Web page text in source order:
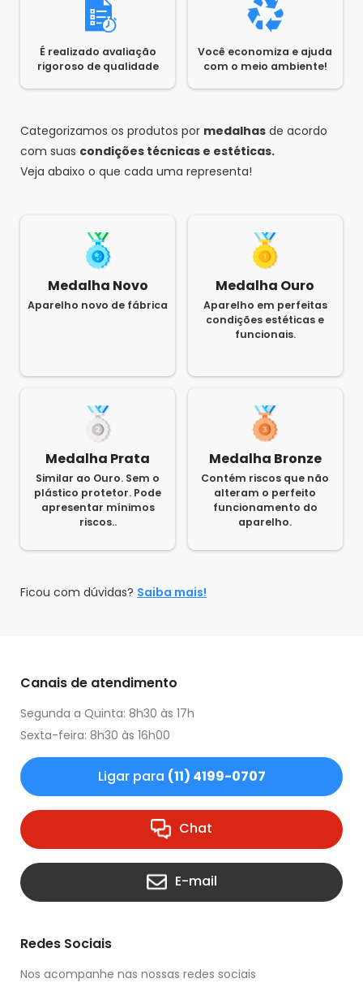
É realizado avaliação
rigoroso de qualidade
Você economiza e ajuda
com o meio ambiente!
Categorizamos os produtos por medalhas de acordo
com suas condições técnicas e estéticas.
Veja abaixo o que cada uma representa!
Medalha Novo
Aparelho novo de fábrica
Medalha Ouro
Aparelho em perfeitas
condições estéticas e
funcionais.
Medalha Prata
Similar ao Ouro. Sem o
plástico protetor. Pode
apresentar mínimos
riscos..
Medalha Bronze
Contém riscos que não
alteram o perfeito
funcionamento do
aparelho.
Ficou com dúvidas? Saiba mais!
Canais de atendimento
Segunda a Quinta: 8h30 às 17h
Sexta-feira: 8h30 às 16h00
Ligar para (11) 4199-0707
Chat
E-mail
Redes Sociais
Nos acompanhe nas nossas redes sociais